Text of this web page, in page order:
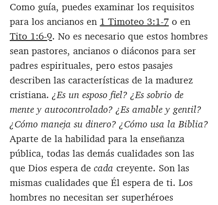
Como guía, puedes examinar los requisitos
para los ancianos en 1 Timoteo 3:1-7 o en
Tito 1:6-9. No es necesario que estos hombres
sean pastores, ancianos o diáconos para ser
padres espirituales, pero estos pasajes
describen las características de la madurez
cristiana. ¿Es un esposo fiel? ¿Es sobrio de
mente y autocontrolado? ¿Es amable y gentil?
¿Cómo maneja su dinero? ¿Cómo usa la Biblia?
Aparte de la habilidad para la enseñanza
pública, todas las demás cualidades son las
que Dios espera de cada creyente. Son las
mismas cualidades que Él espera de ti. Los
hombres no necesitan ser superhéroes